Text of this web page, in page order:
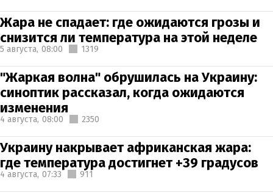
Жара не спадает: где ожидаются грозы и
снизится ли температура на этой неделе
5 августа, 08:00 1319
"Жаркая волна" обрушилась на Украину:
синоптик рассказал, когда ожидаются
изменения
4 августа, 08:00 2350
Украину накрывает африканская жара:
где температура достигнет +39 градусов
4 августа, 07:33 911